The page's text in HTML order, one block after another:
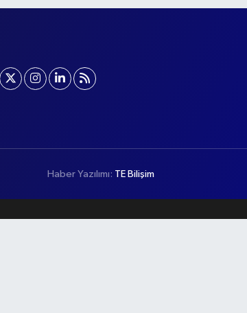
Haber Yazılımı: TE Bilişim